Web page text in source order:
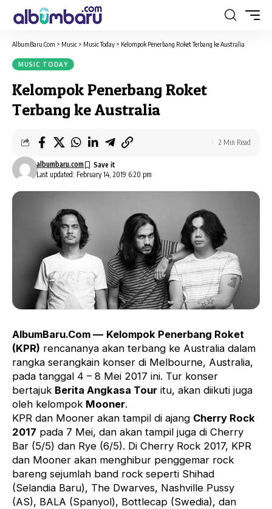
AlbumBaru.Com > Music > Music Today > Kelompok Penerbang Roket Terbang ke Australia
MUSIC TODAY
Kelompok Penerbang Roket
Terbang ke Australia
Last updated: February 14, 2019 6:20 pm
albumbaru.com
2 Min Read
AlbumBaru.Com — Kelompok Penerbang Roket
(KPR) rencananya akan terbang ke Australia dalam
rangka serangkain konser di Melbourne, Australia,
pada tanggal 4 – 8 Mei 2017 ini. Tur konser
bertajuk Berita Angkasa Tour itu, akan diikuti juga
oleh kelompok Mooner.
KPR dan Mooner akan tampil di ajang Cherry Rock
2017 pada 7 Mei, dan akan tampil juga di Cherry
Bar (5/5) dan Rye (6/5). Di Cherry Rock 2017, KPR
dan Mooner akan menghibur penggemar rock
bareng sejumlah band rock seperti Shihad
(Selandia Baru), The Dwarves, Nashville Pussy
(AS), BALA (Spanyol), Bottlecap (Swedia), dan